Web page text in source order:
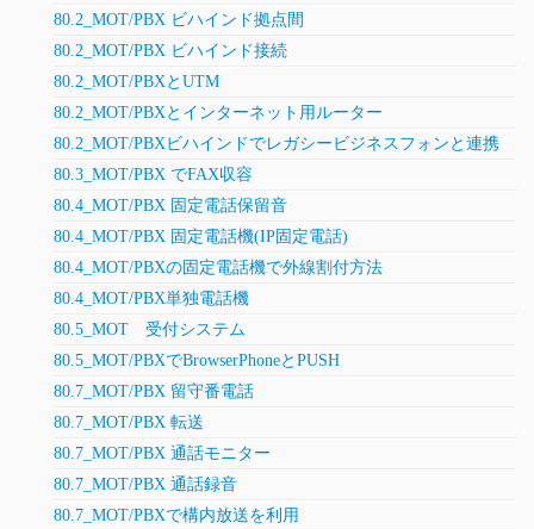
80.2_MOT/PBX ビハインド拠点間
80.2_MOT/PBX ビハインド接続
80.2_MOT/PBXとUTM
80.2_MOT/PBXとインターネット用ルーター
80.2_MOT/PBXビハインドでレガシービジネスフォンと連携
80.3_MOT/PBX でFAX収容
80.4_MOT/PBX 固定電話保留音
80.4_MOT/PBX 固定電話機(IP固定電話)
80.4_MOT/PBXの固定電話機で外線割付方法
80.4_MOT/PBX単独電話機
80.5_MOT 受付システム
80.5_MOT/PBXでBrowserPhoneとPUSH
80.7_MOT/PBX 留守番電話
80.7_MOT/PBX 転送
80.7_MOT/PBX 通話モニター
80.7_MOT/PBX 通話録音
80.7_MOT/PBXで構内放送を利用